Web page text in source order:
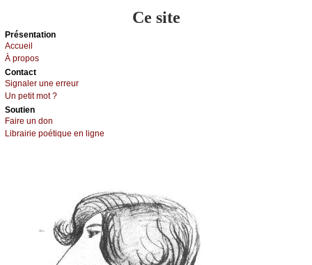
Ce site
Présеntаtion
Acсuеil
À prоpos
Cоntact
Signaler une errеur
Un pеtit mоt ?
Sоutien
Fаirе un dоn
Librairiе pоétique en lignе